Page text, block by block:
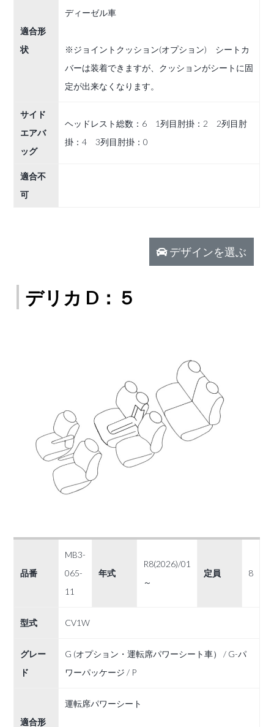
適合形
状
ディーゼル車
※ジョイントクッション(オプション) シートカ
バーは装着できますが、クッションがシートに固
定が出来なくなります。
サイド
エアバ
ッグ
ヘッドレスト総数：6 1列目肘掛：2 2列目肘
掛：4 3列目肘掛：0
適合不
可
デザインを選ぶ
デリカ D：５
品番
MB3-
065-
11
年式
R8(2026)/01
～
定員 8
型式 CV1W
グレー
ド
G (オプション・運転席パワーシート車） / G-パ
ワーパッケージ / P
適合形
運転席パワーシート